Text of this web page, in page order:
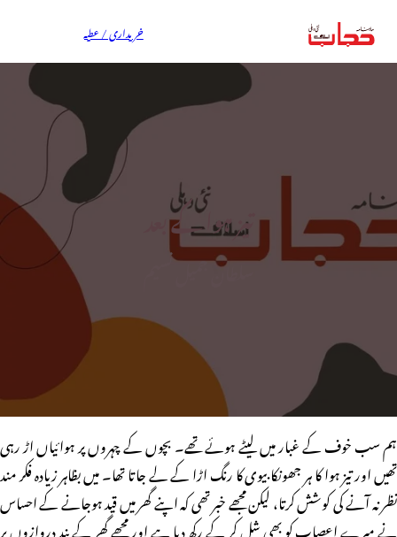
خریداری / عطیہ
تیز ہوا کے بعد
سلطان جمیل نسیم
ہم سب خوف کے غبار میں لیٹے ہوئے تھے۔ بچوں کے چہروں پر ہوائیاں اڑ رہی
تھیں اور تیز ہوا کا ہر جھونکا بیوی کا رنگ اڑا کے لے جاتا تھا۔ میں بظاہر زیادہ فکر مند
نظر نہ آنے کی کوشش کرتا، لیکن مجھے خبر تھی کہ اپنے گھر میں قید ہوجانے کے احساس
نے میرے اعصاب کو بھی شل کر کے رکھ دیا ہے اور مجھے گھر کے بند دروازوں پر